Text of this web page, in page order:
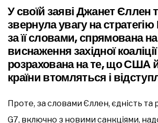
У своїй заяві Джанет Єллен
звернула увагу на
за її словами, спрямована на
виснаження західної коаліції
розрахована на те, що США й
країни втомляться і
Проте, за словами Єллен, єдність та
G7, включно з новими санкціями,